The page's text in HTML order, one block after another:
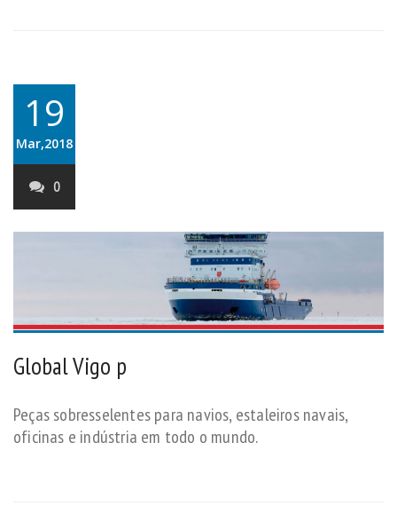
19
Mar,2018
0
Global Vigo p
Peças sobresselentes para navios, estaleiros navais,
oficinas e indústria em todo o mundo.